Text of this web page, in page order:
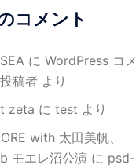
コメント
に WordPress コメ
稿者より
zeta に test より
with 太田美帆、
モエレ沼公演 に psd-